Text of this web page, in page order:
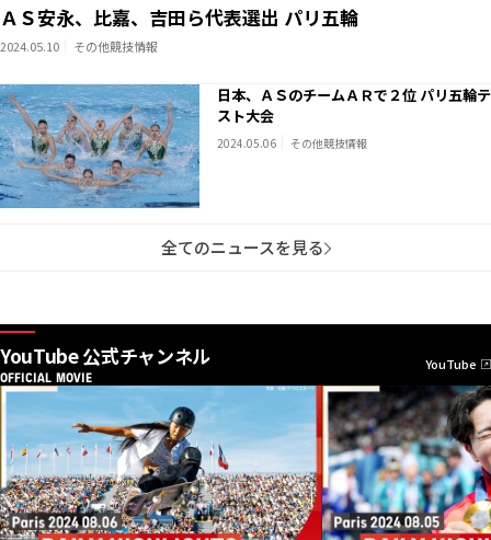
ＡＳ安永、比嘉、吉田ら代表選出 パリ五輪
2024.05.10 その他競技情報
日本、ＡＳのチームＡＲで２位 パリ五輪テ
スト大会
2024.05.06 その他競技情報
全てのニュースを見る
YouTube 公式チャンネル
OFFICIAL MOVIE
YouTube